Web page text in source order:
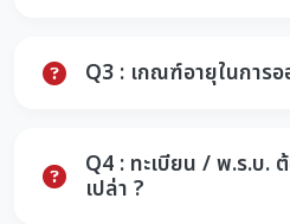
Q3 : เกณฑ์อายุในการ
Q4 : ทะเบียน / พ.ร.บ.
เปล่า ?